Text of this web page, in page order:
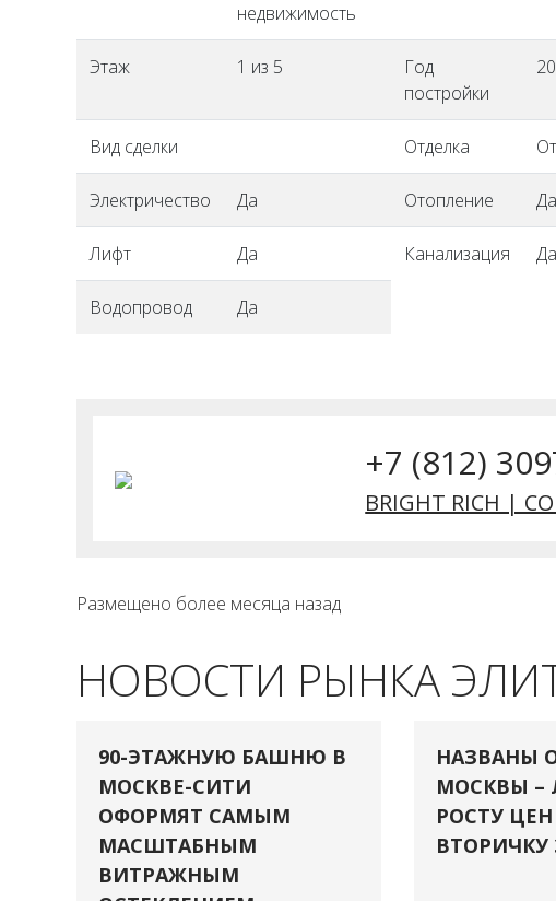
недвижимость
Этаж 1 из 5
Год
постройки
Вид сделки Отделка
Электричество Да Отопление Да
Лифт Да Канализация Да
Водопровод Да
+7 (812)
BRIGHT RICH |
Размещено более месяца назад
НОВОСТИ РЫНКА
90-ЭТАЖНУЮ БАШНЮ В
МОСКВЕ-СИТИ
ОФОРМЯТ САМЫМ
МАСШТАБНЫМ
ВИТРАЖНЫМ
НАЗВАНЫ
МОСКВЫ –
РОСТУ
ВТОРИЧКУ